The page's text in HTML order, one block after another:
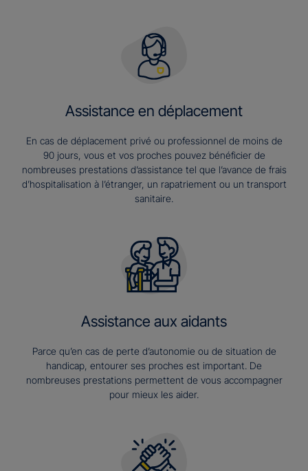
Assistance en déplacement
En cas de déplacement privé ou professionnel de moins de
90 jours, vous et vos proches pouvez bénéficier de
nombreuses prestations d’assistance tel que l’avance de frais
d’hospitalisation à l’étranger, un rapatriement ou un transport
sanitaire.
Assistance aux aidants
Parce qu’en cas de perte d’autonomie ou de situation de
handicap, entourer ses proches est important. De
nombreuses prestations permettent de vous accompagner
pour mieux les aider.